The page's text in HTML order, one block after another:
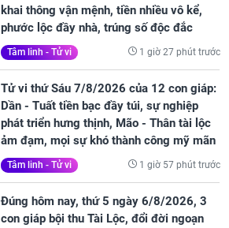
khai thông vận mệnh, tiền nhiều vô kể,
phước lộc đầy nhà, trúng số độc đắc
Tâm linh - Tử vi 1 giờ 27 phút trước
Tử vi thứ Sáu 7/8/2026 của 12 con giáp:
Dần - Tuất tiền bạc đầy túi, sự nghiệp
phát triển hưng thịnh, Mão - Thân tài lộc
ảm đạm, mọi sự khó thành công mỹ mãn
Tâm linh - Tử vi 1 giờ 57 phút trước
Đúng hôm nay, thứ 5 ngày 6/8/2026, 3
con giáp bội thu Tài Lộc, đổi đời ngoạn